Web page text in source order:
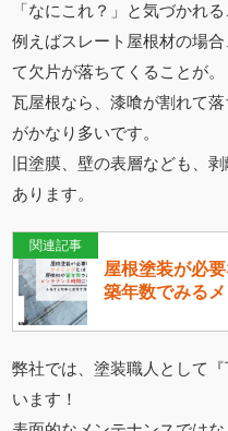
「なにこれ？」と気づかれ
例えばスレート屋根材の場
て欠片が落ちてくることが。
瓦屋根なら、漆喰が割れて
がかなり多いです。
旧塗膜、壁の表層なども、
あります。
関連記事
屋根塗装が必
築年数でみる
弊社では、塗装職人として
います！